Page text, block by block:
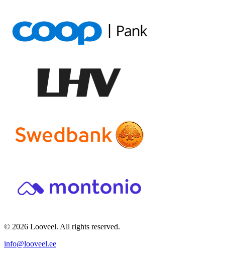
© 2026 Looveel. All rights reserved.
info@looveel.ee